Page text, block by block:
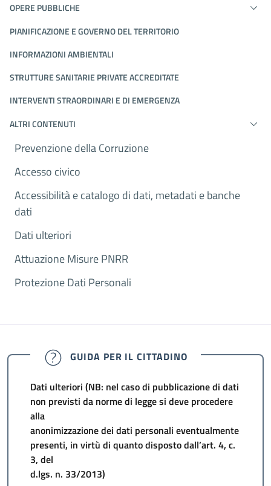
OPERE PUBBLICHE
PIANIFICAZIONE E GOVERNO DEL TERRITORIO
INFORMAZIONI AMBIENTALI
STRUTTURE SANITARIE PRIVATE ACCREDITATE
INTERVENTI STRAORDINARI E DI EMERGENZA
ALTRI CONTENUTI
Prevenzione della Corruzione
Accesso civico
Accessibilità e catalogo di dati, metadati e banche
dati
Dati ulteriori
Attuazione Misure PNRR
Protezione Dati Personali
GUIDA PER IL CITTADINO
Dati ulteriori (NB: nel caso di pubblicazione di dati
non previsti da norme di legge si deve procedere
alla
anonimizzazione dei dati personali eventualmente
presenti, in virtù di quanto disposto dall’art. 4, c.
3, del
d.lgs. n. 33/2013)